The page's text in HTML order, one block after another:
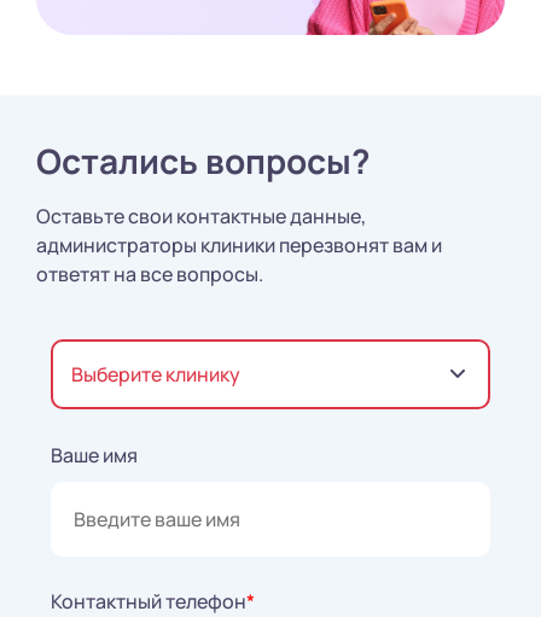
Остались вопросы?
Оставьте свои контактные данные,
администраторы клиники перезвонят вам и
ответят на все вопросы.
Выберите клинику
Ваше имя
Контактный телефон*